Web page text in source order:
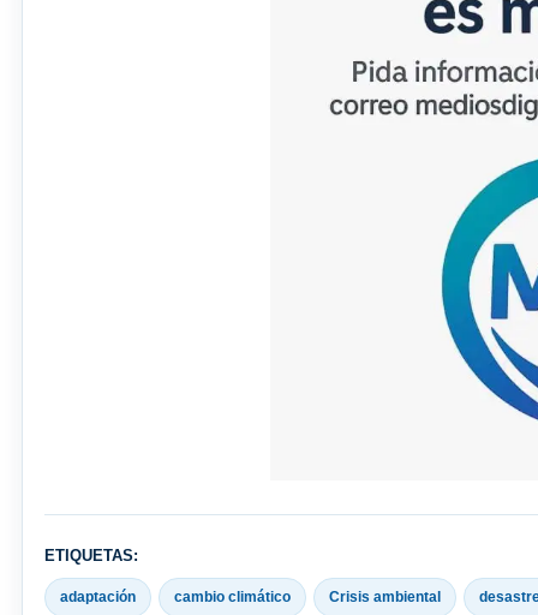
ETIQUETAS:
adaptación cambio climático Crisis ambiental